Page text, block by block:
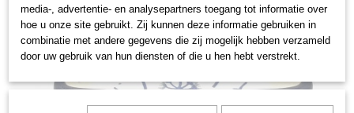
media-, advertentie- en analysepartners toegang tot informatie over
hoe u onze site gebruikt. Zij kunnen deze informatie gebruiken in
combinatie met andere gegevens die zij mogelijk hebben verzameld
door uw gebruik van hun diensten of die u hen hebt verstrekt.